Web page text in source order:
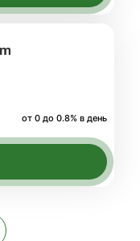
от 0 до 0.8% в день